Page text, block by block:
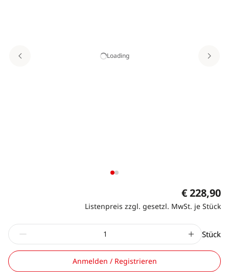
Loading
€ 228,90
Listenpreis zzgl. gesetzl. MwSt. je Stück
Stück
Anmelden / Registrieren